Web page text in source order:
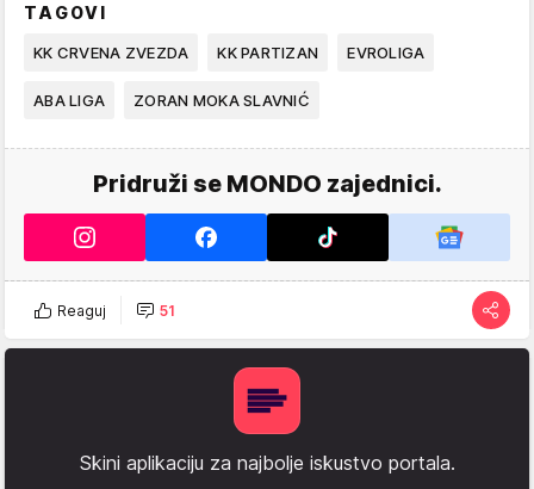
TAGOVI
KK CRVENA ZVEZDA KK PARTIZAN EVROLIGA
ABA LIGA ZORAN MOKA SLAVNIĆ
Pridruži se MONDO zajednici.
Reaguj 51
Skini aplikaciju za najbolje iskustvo portala.